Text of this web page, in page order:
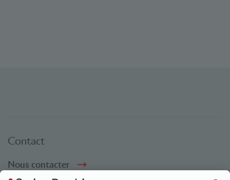
Contact
Nous contacter